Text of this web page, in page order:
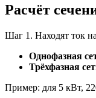
Расчёт
Шаг 1. Находят ток
Однофазная
Трёхфазная
Пример: для 5 кВт,